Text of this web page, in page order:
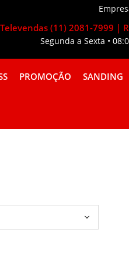
PROMOÇÃO SANDING
Televendas (11) 2081-7999 |
Segunda a Sexta •